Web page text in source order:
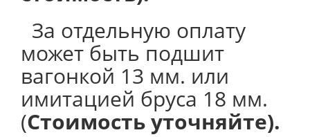
За отдельную оплату
может быть подшит
вагонкой 13 мм. или
имитацией бруса 18 мм.
(Стоимость уточняйте).